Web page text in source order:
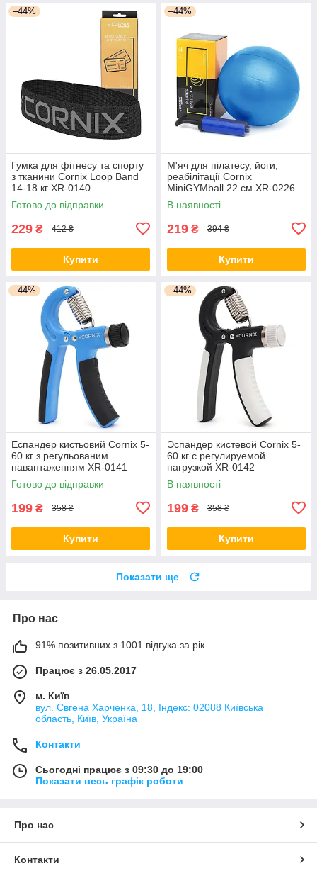
–44%
Гумка для фітнесу та спорту
з тканини Cornix Loop Band
14-18 кг XR-0140
Готово до відправки
229 ₴ 412 ₴
Купити
–44%
М'яч для пілатесу, йоги,
реабілітації Cornix
MiniGYMball 22 см XR-0226
Blue
В наявності
219 ₴ 394 ₴
Купити
–44%
Еспандер кистьовий Cornix 5-
60 кг з регульованим
навантаженням XR-0141
Blue/Black
Готово до відправки
199 ₴ 358 ₴
Купити
–44%
Эспандер кистевой Cornix 5-
60 кг с регулируемой
нагрузкой XR-0142
Black/Grey orig2780
В наявності
199 ₴ 358 ₴
Купити
Показати ще
Про нас
91% позитивних з 1001 відгука за рік
Працює з 26.05.2017
м. Київ
вул. Євгена Харченка, 18, Індекс: 02088 Київська
область, Київ, Україна
Контакти
Сьогодні працює з 09:30 до 19:00
Показати весь графік роботи
Про нас
Контакти